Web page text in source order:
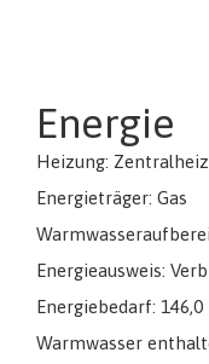
Energie
Heizung:
Energieträger: Gas
Energieausweis:
Energiebedarf:
Warmwasser